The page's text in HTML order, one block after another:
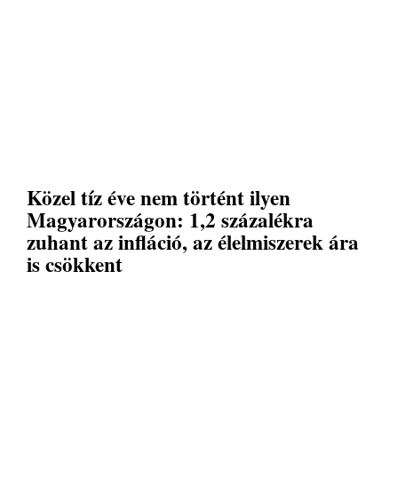
Közel tíz éve nem történt ilyen
Magyarországon: 1,2 százalékra
zuhant az infláció, az élelmiszerek ára
is csökkent